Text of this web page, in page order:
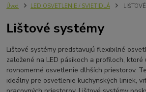
Úvod LED OSVETLENIE / SVIETIDLÁ
Lištové systémy
Lištové systémy predstavujú flexibilné
založené na LED pásikoch a profiloch, ktoré
rovnomerné osvetlenie dlhších priestorov.
ideálny pre osvetlenie kuchynských liniek,